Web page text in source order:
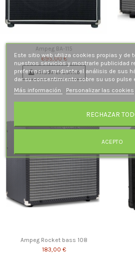
Ampeg BA-115
695,00 €
Añadir al carrito
Ampeg Rocket bass 108
183,00 €
Este sitio web utiliza cookies propias y de
nuestros servicios y mostrarle publicidad
preferencias mediante el análisis de sus
dar su consentimiento sobre su uso pulse
Más información
Personalizar las cookies
RECHAZAR
ACEPTO